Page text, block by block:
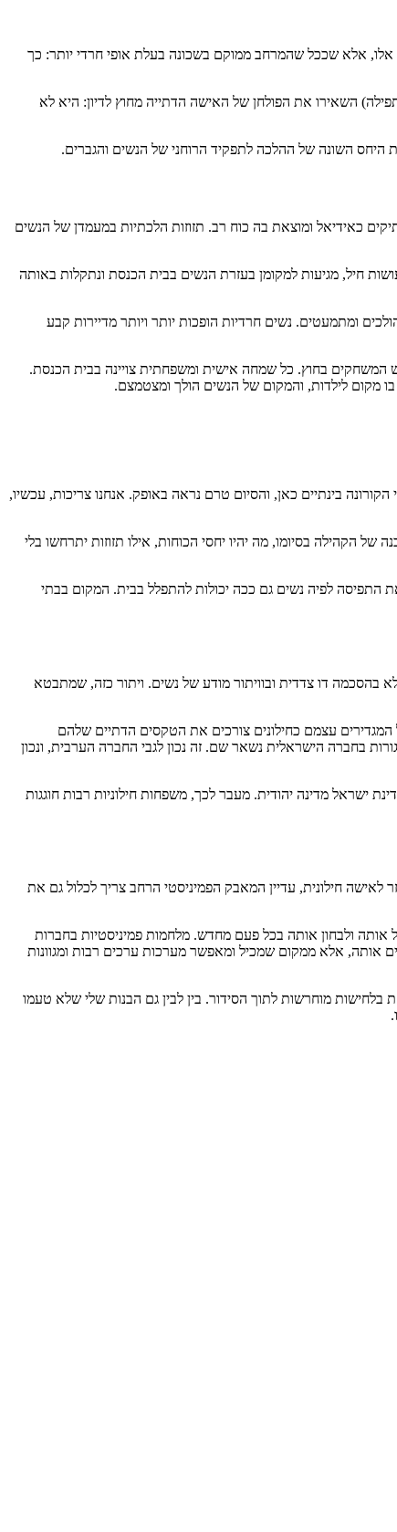
אלא שככל שהמרחב ממוקם בשכונה בעלת אופי חרדי יותר: כך
השאירו את הפולחן של האישה הדתייה מחוץ לדיון: היא לא
השונה של ההלכה לתפקיד הרוחני של הנשים והגברים.
כאידיאל ומוצאת בה כוח רב. תזוזות הלכתיות במעמדן של הנשים
חיל, מגיעות למקומן בעזרת הנשים בבית הכנסת ונתקלות באותה
ומתמעטים. נשים חרדיות הופכות יותר ויותר מדיירות קבע
המשחקים בחוץ. כל שמחה אישית ומשפחתית צויינה בבית הכנסת.
מקום לילדות, והמקום של הנשים הולך ומצטמצם.
בינתיים כאן, והסיום טרם נראה באופק. אנחנו צריכות, עכשיו,
הקהילה בסיומו, מה יהיו יחסי הכוחות, אילו תזוזות יתרחשו בלי
התפיסה לפיה נשים גם ככה יכולות להתפלל בבית. המקום בבתי
דו צדדית ובוויתור מודע של נשים. ויתור כזה, שמתבטא
עצמם כחילונים צורכים את הטקסים הדתיים שלהם
בחברה הישראלית נשאר שם. זה נכון לגבי החברה הערבית, ונכון
מדינה יהודית. מעבר לכך, משפחות חילוניות רבות חוגגות
לאישה חילונית, עדיין המאבק הפמיניסטי הרחב צריך לכלול גם את
אותה ולבחון אותה בכל פעם מחדש. מלחמות פמיניסטיות בחברות
אותה, אלא ממקום שמכיל ומאפשר מערכות ערכים רבות ומגוונות
מוחרשות לתוך הסידור. בין לבין גם הבנות שלי שלא טעמו